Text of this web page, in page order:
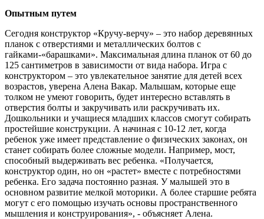
Опытным путем
Сегодня конструктор «Кручу-верчу» – это набор деревянных
планок с отверстиями и металлических болтов с
гайками-«барашками». Максимальная длина планок от 60 до
125 сантиметров в зависимости от вида набора. Игра с
конструктором – это увлекательное занятие для детей всех
возрастов, уверена Алена Вакар. Малышам, которые еще
толком не умеют говорить, будет интересно вставлять в
отверстия болты и закручивать или раскручивать их.
Дошкольники и учащиеся младших классов смогут собирать
простейшие конструкции. А начиная с 10-12 лет, когда
ребенок уже имеет представление о физических законах, он
станет собирать более сложные модели. Например, мост,
способный выдерживать вес ребенка. «Получается,
конструктор один, но он «растет» вместе с потребностями
ребенка. Его задача постоянно разная. У малышей это в
основном развитие мелкой моторики. А более старшие ребята
могут с его помощью изучать основы пространственного
мышления и конструирования», - объясняет Алена.